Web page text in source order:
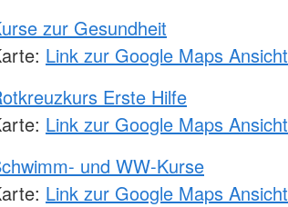
zur Gesundheit
Link zur Google Maps Ansicht
Erste Hilfe
Link zur Google Maps Ansicht
und WW-Kurse
Link zur Google Maps Ansicht